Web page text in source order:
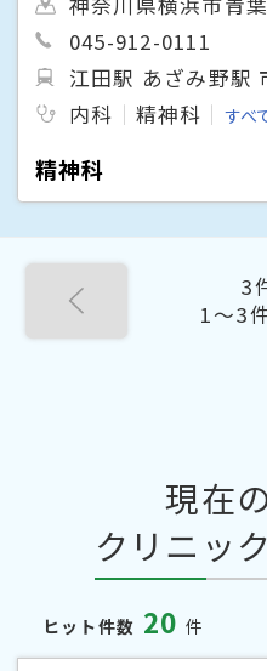
045-912-0111
江田駅 あざみ野駅
内科
精神科 すべ
精神科
3
1〜3
現在
クリニッ
ヒット件数 20 件